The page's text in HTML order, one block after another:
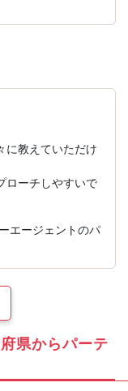
に教えていただけ
ローチしやすいで
エージェントのパ
県からパーテ